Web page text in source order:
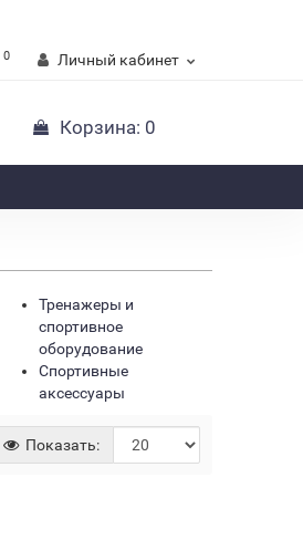
0 Личный кабинет
Корзина: 0
Тренажеры и
спортивное
оборудование
Спортивные
аксессуары
Показать: